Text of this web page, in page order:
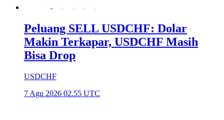
Peluang SELL USDCHF: Dolar
Makin Terkapar, USDCHF Masih
Bisa Drop
USDCHF
7 Agu 2026 02.55 UTC